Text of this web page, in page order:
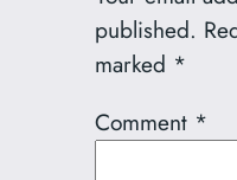
published.
marked *
Comment *